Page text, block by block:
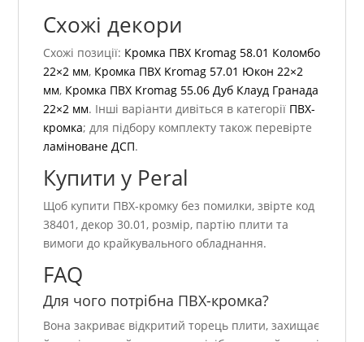
Схожі декори
Схожі позиції: Кромка ПВХ Kromag 58.01 Коломбо
22×2 мм, Кромка ПВХ Kromag 57.01 Юкон 22×2
мм, Кромка ПВХ Kromag 55.06 Дуб Клауд Гранада
22×2 мм. Інші варіанти дивіться в категорії ПВХ-
кромка; для підбору комплекту також перевірте
ламіноване ДСП.
Купити у Peral
Щоб купити ПВХ-кромку без помилки, звірте код
38401, декор 30.01, розмір, партію плити та
вимоги до крайкувального обладнання.
FAQ
Для чого потрібна ПВХ-кромка?
Вона закриває відкритий торець плити, захищає